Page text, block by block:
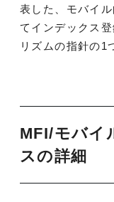
表した、モバイ
てインデックス
リズムの指針の1
MFI/モバイ
スの詳細